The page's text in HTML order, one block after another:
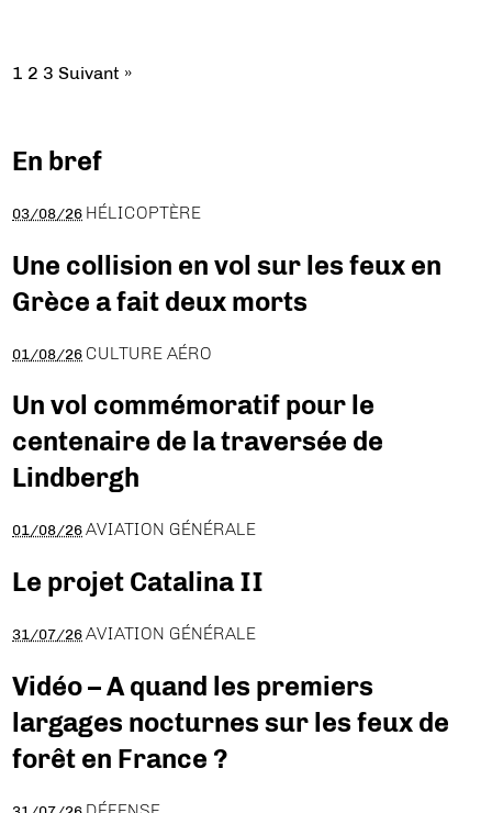
1 2 3 Suivant »
En bref
03/08/26 HÉLICOPTÈRE
Une collision en vol sur les feux en
Grèce a fait deux morts
01/08/26 CULTURE AÉRO
Un vol commémoratif pour le
centenaire de la traversée de
Lindbergh
01/08/26 AVIATION GÉNÉRALE
Le projet Catalina II
31/07/26 AVIATION GÉNÉRALE
Vidéo – A quand les premiers
largages nocturnes sur les feux de
forêt en France ?